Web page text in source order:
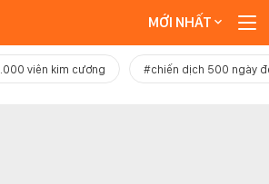
MỚI NHẤT
viên kim cương #chiến dịch 500 ngày